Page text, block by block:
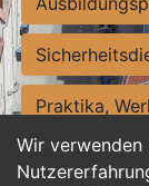
Wir verwenden
Praktika,